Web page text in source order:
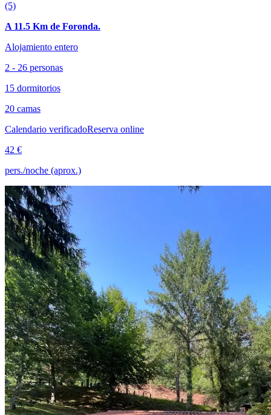
(5)
A 11.5 Km de Foronda.
Alojamiento entero
2 - 26 personas
15 dormitorios
20 camas
Calendario verificadoReserva online
42 €
pers./noche (aprox.)